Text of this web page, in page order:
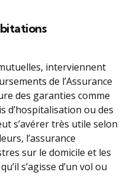
interviennent
de l’Assurance
des garanties comme
d’hospitalisation ou des
s’avérer très utile selon
l’assurance
sur le domicile et les
s’agisse d’un vol ou